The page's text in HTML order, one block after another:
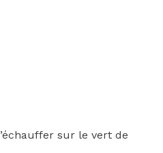
sur le vert de